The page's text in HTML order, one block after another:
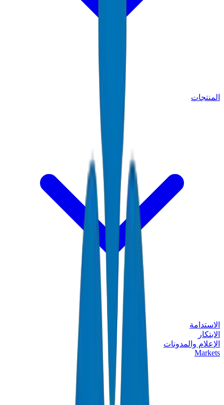
المنتجات
الاستدامة
الابتكار
الإعلام والمدونات
Markets